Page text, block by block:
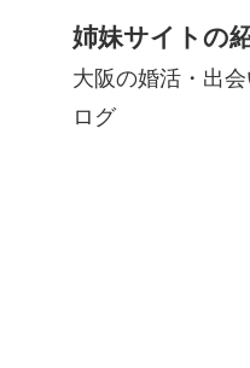
姉妹サイトの
大阪の婚活・出
ログ